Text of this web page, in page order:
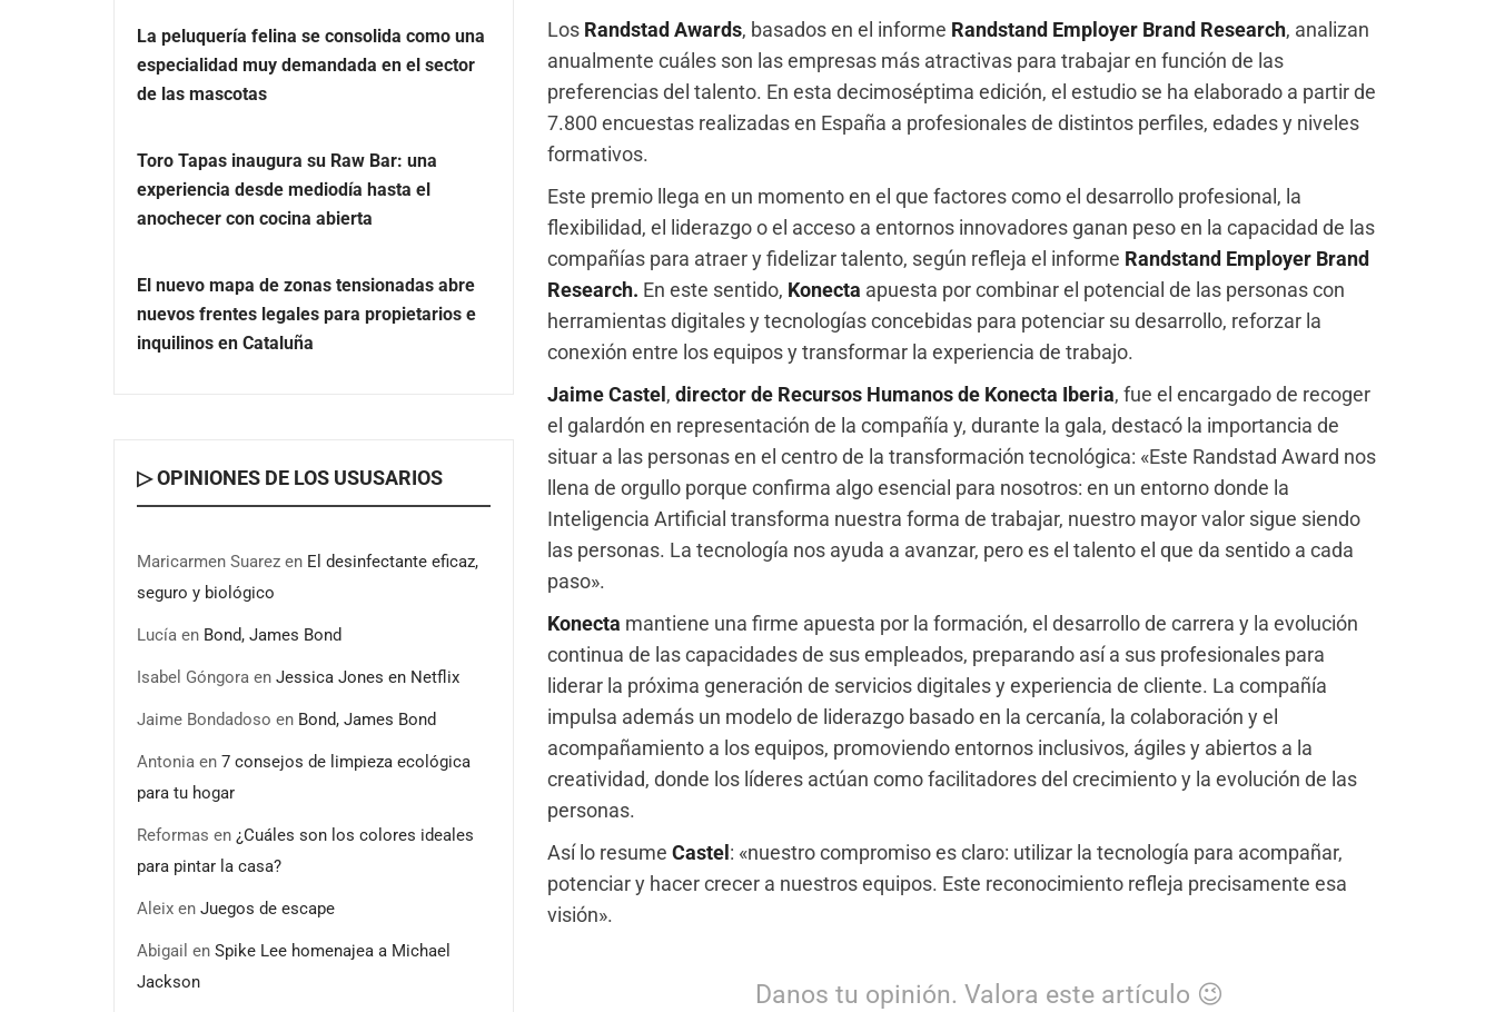
Los Randstad Awards, basados en el informe Randstand Employer Brand Research, analizan
anualmente cuáles son las empresas más atractivas para trabajar en función de las
preferencias del talento. En esta decimoséptima edición, el estudio se ha elaborado a partir de
7.800 encuestas realizadas en España a profesionales de distintos perfiles, edades y niveles
formativos.
Este premio llega en un momento en el que factores como el desarrollo profesional, la
flexibilidad, el liderazgo o el acceso a entornos innovadores ganan peso en la capacidad de las
compañías para atraer y fidelizar talento, según refleja el informe Randstand Employer Brand
Research. En este sentido, Konecta apuesta por combinar el potencial de las personas con
herramientas digitales y tecnologías concebidas para potenciar su desarrollo, reforzar la
conexión entre los equipos y transformar la experiencia de trabajo.
Jaime Castel , director de Recursos Humanos de Konecta Iberia, fue el encargado de recoger
el galardón en representación de la compañía y, durante la gala, destacó la importancia de
situar a las personas en el centro de la transformación tecnológica: «Este Randstad Award nos
llena de orgullo porque confirma algo esencial para nosotros: en un entorno donde la
Inteligencia Artificial transforma nuestra forma de trabajar, nuestro mayor valor sigue siendo
las personas. La tecnología nos ayuda a avanzar, pero es el talento el que da sentido a cada
paso».
Konecta mantiene una firme apuesta por la formación, el desarrollo de carrera y la evolución
continua de las capacidades de sus empleados, preparando así a sus profesionales para
liderar la próxima generación de servicios digitales y experiencia de cliente. La compañía
impulsa además un modelo de liderazgo basado en la cercanía, la colaboración y el
acompañamiento a los equipos, promoviendo entornos inclusivos, ágiles y abiertos a la
creatividad, donde los líderes actúan como facilitadores del crecimiento y la evolución de las
personas.
Así lo resume Castel : «nuestro compromiso es claro: utilizar la tecnología para acompañar,
potenciar y hacer crecer a nuestros equipos. Este reconocimiento refleja precisamente esa
visión».
Danos tu opinión. Valora este artículo 😉
La peluquería felina se consolida como una
especialidad muy demandada en el sector
de las mascotas
Toro Tapas inaugura su Raw Bar: una
experiencia desde mediodía hasta el
anochecer con cocina abierta
El nuevo mapa de zonas tensionadas abre
nuevos frentes legales para propietarios e
inquilinos en Cataluña
▷ OPINIONES DE LOS USUSARIOS
Maricarmen Suarez en El desinfectante eficaz,
seguro y biológico
Lucía en Bond, James Bond
Isabel Góngora en Jessica Jones en Netflix
Jaime Bondadoso en Bond, James Bond
Antonia en 7 consejos de limpieza ecológica
para tu hogar
Reformas en ¿Cuáles son los colores ideales
para pintar la casa?
Aleix en Juegos de escape
Abigail en Spike Lee homenajea a Michael
Jackson